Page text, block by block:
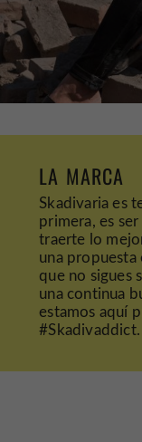
LA MARCA
Skadivaria es
primera, es
traerte lo
una propuesta
que no sigues
una continua
estamos aquí
#Skadivaddict.